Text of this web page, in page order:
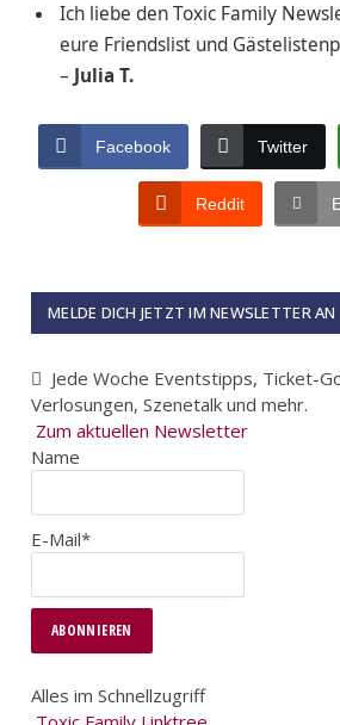
Ich liebe den Toxic Family
eure Friendslist und
– Julia T.
Facebook Twitter
Reddit
MELDE DICH JETZT IM NEWSLETTER AN
Jede Woche Eventstipps, Ticket-
Verlosungen, Szenetalk und mehr.
Zum aktuellen Newsletter
Name
E-Mail*
Alles im Schnellzugriff